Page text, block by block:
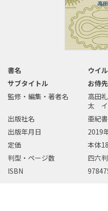
書名
ウイ
サブタイトル
お侍
監修・編集・著者名
高田
太 イ
出版社名
亜紀
出版年月日
2019
定価
本体
判型・ページ数
四六
ISBN